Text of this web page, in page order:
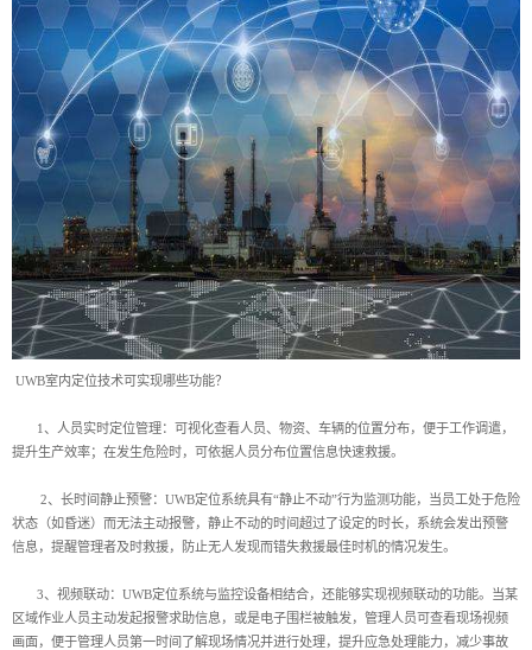
UWB室内定位技术可实现哪些功能？
1、人员实时定位管理：可视化查看人员、物资、车辆的位置分布，便于工作调遣，
提升生产效率；在发生危险时，可依据人员分布位置信息快速救援。
2、长时间静止预警：UWB定位系统具有“静止不动”行为监测功能，当员工处于危险
状态（如昏迷）而无法主动报警，静止不动的时间超过了设定的时长，系统会发出预警
信息，提醒管理者及时救援，防止无人发现而错失救援最佳时机的情况发生。
3、视频联动：UWB定位系统与监控设备相结合，还能够实现视频联动的功能。当某
区域作业人员主动发起报警求助信息，或是电子围栏被触发，管理人员可查看现场视频
画面，便于管理人员第一时间了解现场情况并进行处理，提升应急处理能力，减少事故